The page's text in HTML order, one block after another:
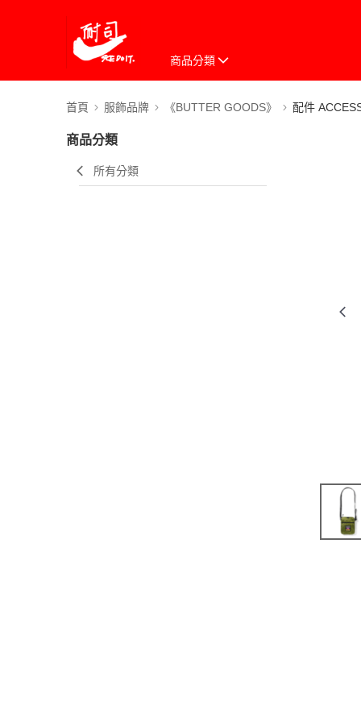
商品分類
首頁 服飾品牌 《BUTTER GOODS》 配件
商品分類
所有分類